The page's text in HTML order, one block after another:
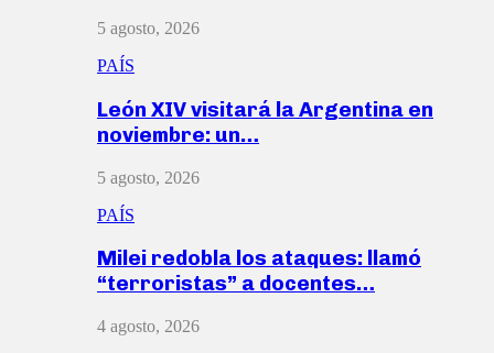
5 agosto, 2026
PAÍS
León XIV visitará la Argentina en
noviembre: un…
5 agosto, 2026
PAÍS
Milei redobla los ataques: llamó
“terroristas” a docentes…
4 agosto, 2026